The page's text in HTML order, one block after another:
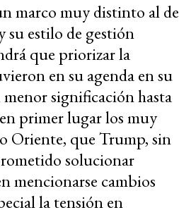
marco muy distinto al de
su estilo de gestión
que priorizar la
en su agenda en su
significación hasta
primer lugar los muy
Oriente, que Trump, sin
solucionar
mencionarse cambios
la tensión en